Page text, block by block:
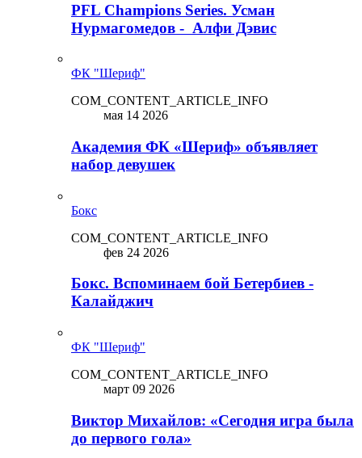
PFL Champions Series. Усман
Нурмагомедов - Алфи Дэвис
ФК "Шериф"
COM_CONTENT_ARTICLE_INFO
мая 14 2026
Академия ФК «Шериф» объявляет
набор девушек
Бокс
COM_CONTENT_ARTICLE_INFO
фев 24 2026
Бокс. Вспоминаем бой Бетербиев -
Калайджич
ФК "Шериф"
COM_CONTENT_ARTICLE_INFO
март 09 2026
Виктор Михайлов: «Сегодня игра была
до первого гола»